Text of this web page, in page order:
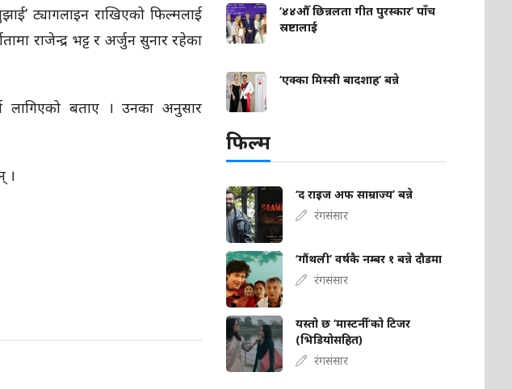
ट्यागलाइन राखिएको फिल्मलाई
राजेन्द्र भट्ट र अर्जुन सुनार रहेका
लागिएको बताए । उनका अनुसार
।
‘४४औँ छिन्नलता गीत पुरस्कार’ पाँच
स्रष्टालाई
‘एक्का मिस्सी बादशाह’ बन्ने
फिल्म
‘द राइज अफ साम्राज्य’ बन्ने
रंगसंसार
‘गौंथली’ वर्षकै नम्बर १ बन्ने दौडमा
रंगसंसार
यस्तो छ ‘मास्टर्नी’को टिजर
(भिडियोसहित)
रंगसंसार